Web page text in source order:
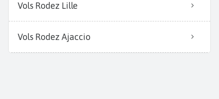
Vols Rodez Lille
Vols Rodez Ajaccio